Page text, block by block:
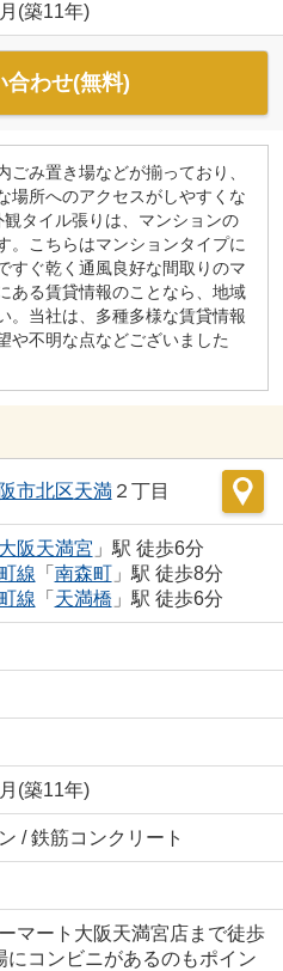
(築11年)
合わせ(無料)
み置き場などが揃っており、
場所へのアクセスがしやすくな
タイル張りは、マンションの
。こちらはマンションタイプに
すぐ乾く通風良好な間取りのマ
ある賃貸情報のことなら、地域
。当社は、多種多様な賃貸情報
や不明な点などございました
市北区天満２丁目
大阪天満宮 」駅 徒歩6分
線 「 南森町」駅 徒歩8分
線 「 天満橋 」駅 徒歩6分
(築11年)
/ 鉄筋コンクリート
マート大阪天満宮店まで徒歩
にコンビニがあるのもポイン